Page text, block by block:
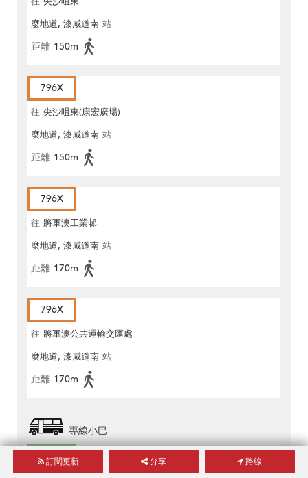
麼地道, 漆咸道南 站
距離 150m
796X
往 尖沙咀東(康宏廣場)
麼地道, 漆咸道南 站
距離 150m
796X
往 將軍澳工業邨
麼地道, 漆咸道南 站
距離 170m
796X
往 將軍澳公共運輸交匯處
麼地道, 漆咸道南 站
距離 170m
專線小巴
62S
訂閱更新 分享 路線